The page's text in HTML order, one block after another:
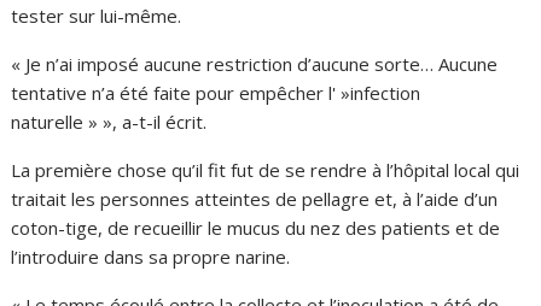
tester sur lui-même.
« Je n’ai imposé aucune restriction d’aucune sorte… Aucune
tentative n’a été faite pour empêcher l' »infection
naturelle » », a-t-il écrit.
La première chose qu’il fit fut de se rendre à l’hôpital local qui
traitait les personnes atteintes de pellagre et, à l’aide d’un
coton-tige, de recueillir le mucus du nez des patients et de
l’introduire dans sa propre narine.